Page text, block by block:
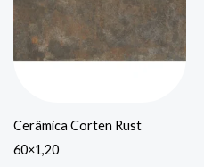
Cerâmica Corten Rust
60×1,20